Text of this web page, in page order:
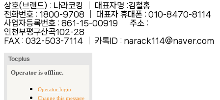
상호(브랜드) : 나라코킹 │ 대표자명 :김철홍
전화번호 : 1800-9708 │ 대표자 휴대폰 : 010-8470-8114
사업자등록번호 : 861-15-00919 │ 주소 :
인천부평구산곡102-28
FAX : 032-503-7114 │ 카톡ID : narack114@naver.com